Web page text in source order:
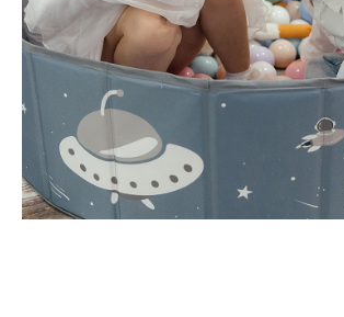
ПОЗВОНИТЬ
НАПИСАТЬ